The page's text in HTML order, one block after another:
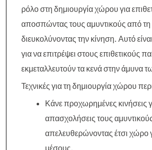
ρόλο στη δημιουργία χώρου για
αποσπώντας τους αμυντικούς από τη
διευκολύνοντας την κίνηση. Αυτό
για να επιτρέψει στους επιθετικούς
εκμεταλλευτούν τα κενά στην άμυνα
Τεχνικές για τη δημιουργία χώρου
Κάνε προχωρημένες κινήσεις
απασχολήσεις τους
απελευθερώνοντας έτσι χώρο